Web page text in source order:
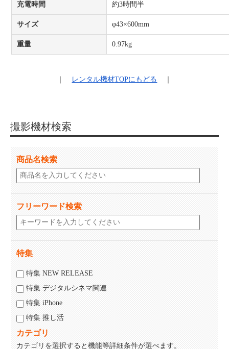
充電時間 約3時間半
サイズ φ43×600mm
重量 0.97kg
レンタル機材TOPにもどる
撮影機材検索
商品名検索
フリーワード検索
特集
特集 NEW RELEASE
特集 デジタルシネマ関連
特集 iPhone
特集 推し活
カテゴリ
カテゴリを選択すると機能等詳細条件が選べます。